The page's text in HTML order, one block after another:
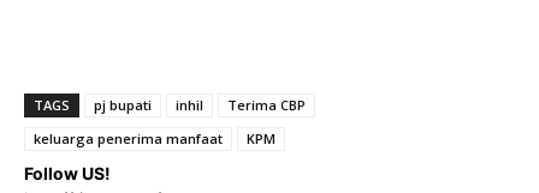
TAGS pj bupati inhil
Terima CBP
keluarga penerima manfaat
KPM
Follow US!